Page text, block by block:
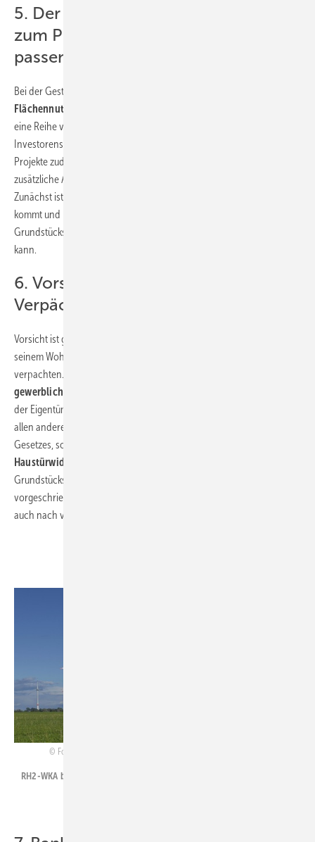
5. Der Inhalt des Pachtvertrags muss
zum Projekt und den Beteiligten
passen!
Bei der Gestaltung von Pachtverträgen (auch:
Flächennutzungsvertrag
eine Reihe von gesetzlichen Vorgaben, sondern auch die aus
Investorensicht notwendigen Absicherungen zu beachten. Werden
Projekte zudem durch Banken fremdfinanziert, ergeben sich
zusätzliche Anforderungen an die
Zunächst ist darauf zu achten, dass der Vertrag wirksam zustande
kommt und nicht zu einem späteren Zeitpunkt durch den
Grundstückseigentümer noch widerrufen oder gekündigt werden
kann.
6. Vorsicht bei privaten
Verpächtern: Haustürwiderrufsrecht!
Vorsicht ist geboten, wenn der Grundstückseigentümer erstmalig an
seinem Wohnort mit dem Vorschlag konfrontiert wird, seine Fläche zu
verpachten. Ist die Verpachtung des Grundstücks
gewerblichen oder beruflichen Tätigkeit des Eigentümers
der Eigentümer für den Abschluss des Vertrags als
allen anderen Fällen ist er aber ein
Gesetzes, sodass – abhängig von weiteren Voraussetzungen – ein
Haustürwiderrufsrecht
Grundstückseigentümer hierüber nicht oder nicht in der gesetzlich
vorgeschriebenen Form belehrt, kann er den Vertrag gegebenenfalls
auch nach vielen Jahren noch widerrufen.
Foto: WIND-projekt Ingenieur und Projektentwicklungsgesellschaft mbH
RH2-WKA bei Neubrandenburg: Enercon und Windprojekt GmbH.